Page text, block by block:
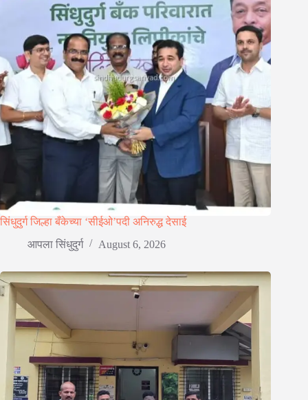
सिंधुदुर्ग जिल्हा बँकेच्या ‘सीईओ’पदी अनिरुद्ध देसाई
आपला सिंधुदुर्ग
August 6, 2026